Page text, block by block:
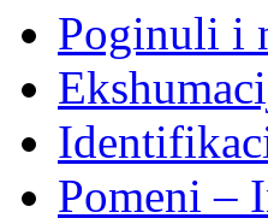
Poginuli i
Pomeni –